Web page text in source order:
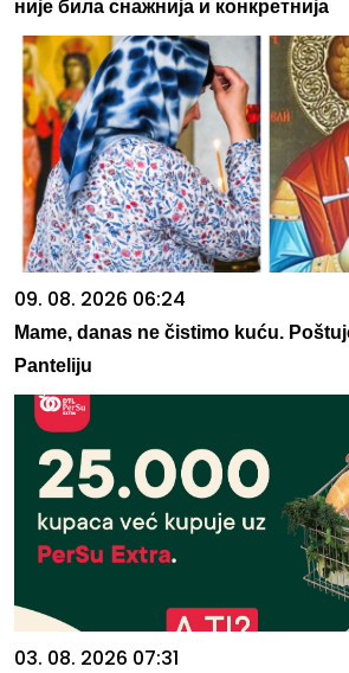
није била снажнија и конкретнија
09. 08. 2026 06:24
Mame, danas ne čistimo kuću.
Panteliju
03. 08. 2026 07:31